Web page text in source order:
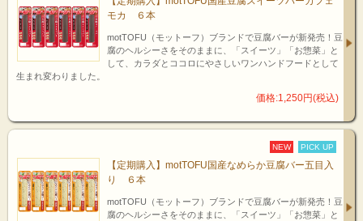
モカ ６本
motTOFU（モットーフ）ブランドで豆腐バーが新発売！豆
腐のヘルシーさをそのままに、「スイーツ」「お惣菜」と
して、カラダとココロにやさしいワンハンドフードとして
生まれ変わりました。
価格:1,250円(税込)
NEW PICK UP
【定期購入】motTOFU国産なめらか豆腐バー五目入
り ６本
motTOFU（モットーフ）ブランドで豆腐バーが新発売！豆
腐のヘルシーさをそのままに、「スイーツ」「お惣菜」と